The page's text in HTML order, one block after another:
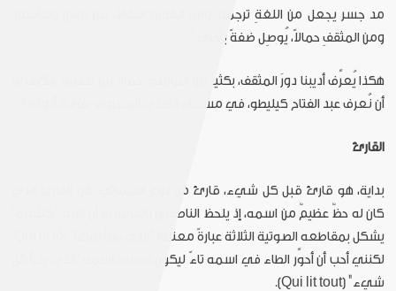
مد جسر يجعل من اللغةِ ترجمةً، ومن الهويةِ انتقالاً، بين تراثين وثقافتين،
ومن المثقفِ حمالاً، يُوصِل ضفةً بأخرى."
هكذا يُعرِّف أديبنا دورَ المثقف، بكثير من التواضع، حمالاً بين ضفتين، فكيف لنا
أن نُعرف عبد الفتاح كيليطو، في مسعاه النقدي المعروف بفرادة أدواته؟
القارئ
بداية، هو قارئ قبل كل شيء، قارئ من نوع استثنائي، هو القارئ الذي
كان له حظٌ عظيمٌ من اسمه، إذ يلحظ الناطقون بالفرنسية أن اسم "كيليطو"
لكنني أحب أن أحوِّر الطاء في اسمه تاءً ليكون معنى اسمِه "الذي يقرأ كل
شيء" (Qui lit tout).